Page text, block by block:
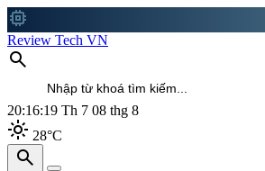
memory
Review Tech VN
search
20:16:21 Th 7 08 thg 8
light_mode 28°C
search